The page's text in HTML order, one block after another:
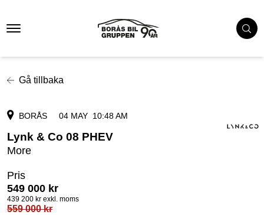
Gå tillbaka
BORÅS 04 MAY 10:48 AM
Lynk & Co 08 PHEV
More
Pris
549 000 kr
439 200 kr exkl. moms
559 000kr